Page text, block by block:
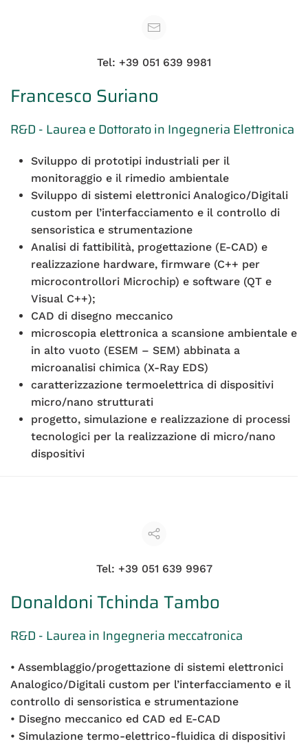
Tel: +39 051 639 9981
Francesco Suriano
R&D - Laurea e Dottorato in Ingegneria Elettronica
Sviluppo di prototipi industriali per il
monitoraggio e il rimedio ambientale
Sviluppo di sistemi elettronici Analogico/Digitali
custom per l’interfacciamento e il controllo di
sensoristica e strumentazione
Analisi di fattibilità, progettazione (E-CAD) e
realizzazione hardware, firmware (C++ per
microcontrollori Microchip) e software (QT e
Visual C++);
CAD di disegno meccanico
microscopia elettronica a scansione ambientale e
in alto vuoto (ESEM – SEM) abbinata a
microanalisi chimica (X-Ray EDS)
caratterizzazione termoelettrica di dispositivi
micro/nano strutturati
progetto, simulazione e realizzazione di processi
tecnologici per la realizzazione di micro/nano
dispositivi
Tel: +39 051 639 9967
Donaldoni Tchinda Tambo
R&D - Laurea in Ingegneria meccatronica
• Assemblaggio/progettazione di sistemi elettronici
Analogico/Digitali custom per l’interfacciamento e il
controllo di sensoristica e strumentazione
• Disegno meccanico ed CAD ed E-CAD
• Simulazione termo-elettrico-fluidica di dispositivi